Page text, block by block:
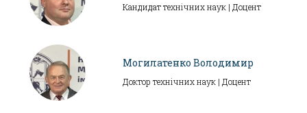
Кандидат технічних наук | Доцент
Могилатенко Володимир
Доктор технічних наук | Доцент